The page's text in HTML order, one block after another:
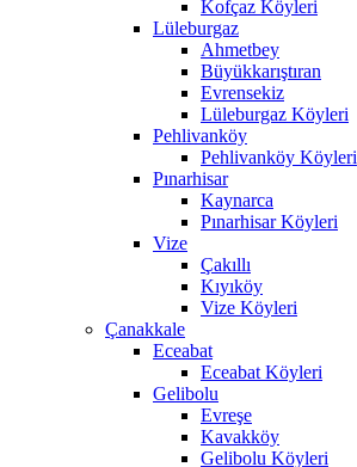
Kofçaz Köyleri
Lüleburgaz
Ahmetbey
Büyükkarıştıran
Evrensekiz
Lüleburgaz Köyleri
Pehlivanköy
Pehlivanköy Köyleri
Pınarhisar
Kaynarca
Pınarhisar Köyleri
Vize
Çakıllı
Kıyıköy
Vize Köyleri
Çanakkale
Eceabat
Eceabat Köyleri
Gelibolu
Evreşe
Kavakköy
Gelibolu Köyleri